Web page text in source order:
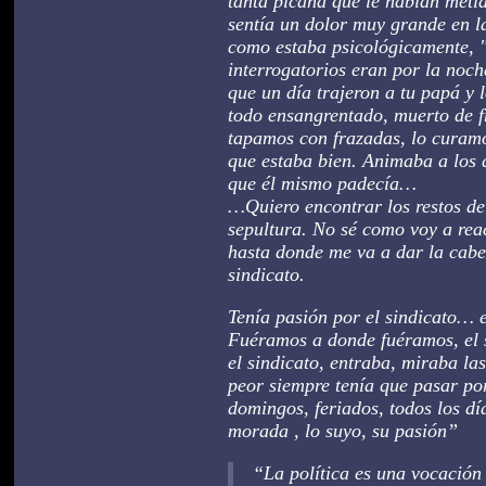
sentía un dolor muy grande en
como estaba
interrogatorios eran por la
que un día trajeron a tu papá y
todo ensangrentado, muerto
tapamos con frazadas, lo
que estaba bien. Animaba a
que él mismo padecía…
…Quiero encontrar los restos
sepultura. No sé como voy a
hasta donde me va a dar la
sindicato.
Tenía pasión por el sindicato…
Fuéramos a donde fuéramos,
el sindicato, entraba, miraba
peor siempre tenía que pasar
domingos, feriados, todos los
morada , lo suyo, su pasión”
“La política es una vocación